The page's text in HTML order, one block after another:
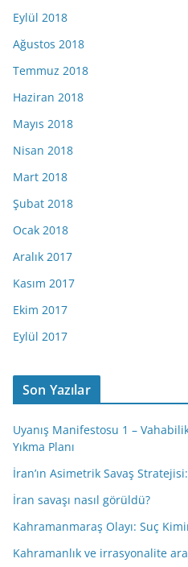
Eylül 2018
Ağustos 2018
Temmuz 2018
Haziran 2018
Mayıs 2018
Nisan 2018
Mart 2018
Şubat 2018
Ocak 2018
Aralık 2017
Kasım 2017
Ekim 2017
Eylül 2017
Son Yazılar
Uyanış Manifestosu 1 –
Yıkma Planı
İran’ın Asimetrik Savaş
İran savaşı nasıl görüldü?
Kahramanmaraş Olayı: Suç
Kahramanlık ve irrasyonalite